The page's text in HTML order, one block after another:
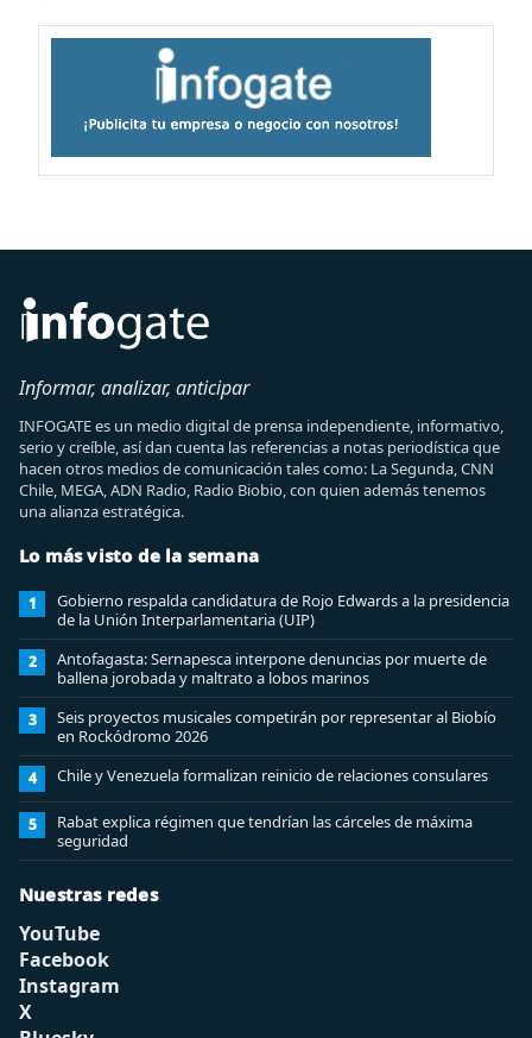
Informar, analizar, anticipar
INFOGATE es un medio digital de prensa independiente, informativo,
serio y creíble, así dan cuenta las referencias a notas periodística que
hacen otros medios de comunicación tales como: La Segunda, CNN
Chile, MEGA, ADN Radio, Radio Biobio, con quien además tenemos
una alianza estratégica.
Lo más visto de la semana
1
Gobierno respalda candidatura de Rojo Edwards a la presidencia
de la Unión Interparlamentaria (UIP)
2
Antofagasta: Sernapesca interpone denuncias por muerte de
ballena jorobada y maltrato a lobos marinos
3
Seis proyectos musicales competirán por representar al Biobío
en Rockódromo 2026
4 Chile y Venezuela formalizan reinicio de relaciones consulares
5
Rabat explica régimen que tendrían las cárceles de máxima
seguridad
Nuestras redes
YouTube
Facebook
Instagram
X